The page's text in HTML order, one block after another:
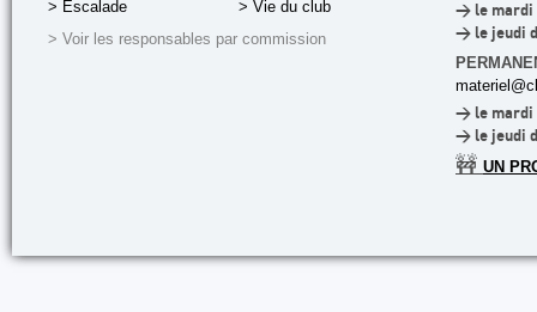
> Escalade
> Vie du club
> Voir les responsables par commission
> le mardi
> le jeudi
> le mardi
> le jeudi
🚧 UN